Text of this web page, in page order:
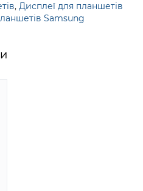
, Дисплеї для планшетів
Samsung